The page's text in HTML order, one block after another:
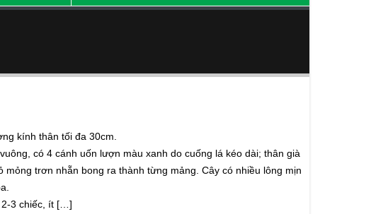
kính thân tối đa 30cm.
có 4 cánh uốn lượn màu xanh do cuống lá kéo dài; thân già
mỏng trơn nhẵn bong ra thành từng mảng. Cây có nhiều lông mịn
2-3 chiếc, ít […]